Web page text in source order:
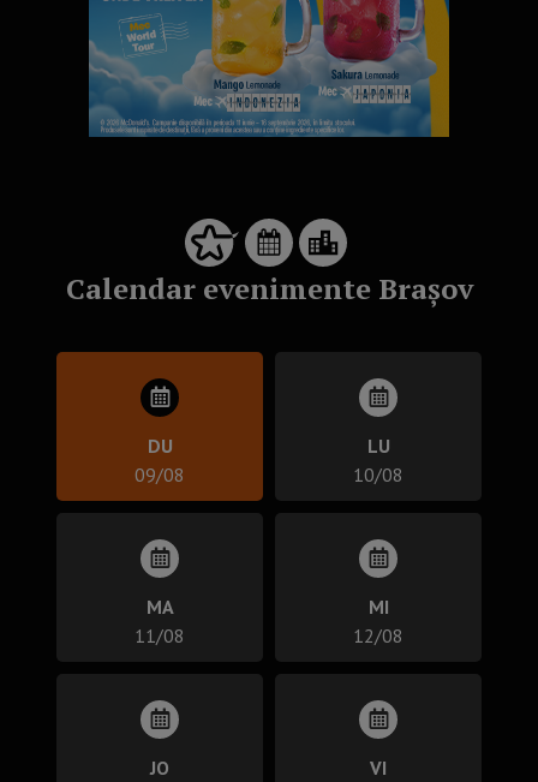
Calendar evenimente Brașov
DU
09/08
LU
10/08
MA
11/08
MI
12/08
JO
VI